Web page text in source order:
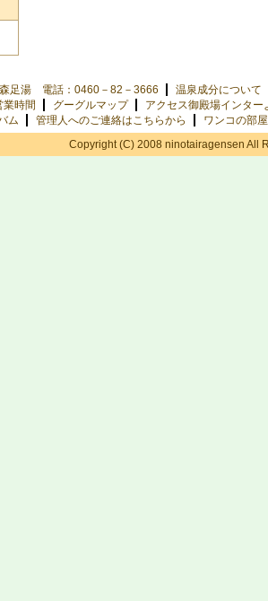
足湯 電話：0460－82－3666
温泉成分について
時間
グーグルマップ
アクセス御殿場インター
ム 管理人へのご連絡はこちらから
ワンコの部屋
Copyright (C) 2008 ninotairagensen All